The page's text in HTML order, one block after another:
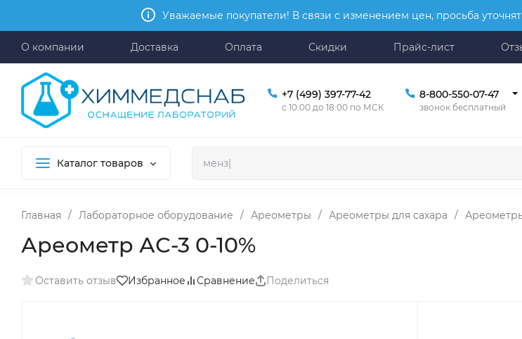
Уважаемые покупатели! В связи с изменением цен, просьба
О компании Доставка Оплата Скидки Прайс-лист
+7 (499) 397-77-42
с 10:00 до 18:00 по МСК
8-800-550-07-47
звонок бесплатный
Каталог товаров
Главная / Лабораторное оборудование / Ареометры / Ареометры для сахара /
Ареометр АС-3 0-10%
Оставить отзыв Избранное Сравнение Поделиться